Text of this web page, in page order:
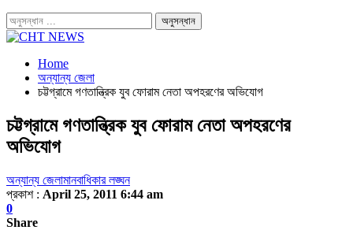
Home
অন্যান্য জেলা
চট্টগ্রামে গণতান্ত্রিক যুব ফোরাম নেতা অপহরণের অভিযোগ
চট্টগ্রামে গণতান্ত্রিক যুব ফোরাম নেতা অপহরণের
অভিযোগ
অন্যান্য জেলামানবাধিকার লঙ্ঘন
প্রকাশ : April 25, 2011 6:44 am
0
Share